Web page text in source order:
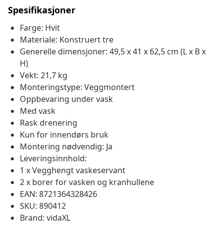
Spesifikasjoner
Farge: Hvit
Materiale: Konstruert tre
Generelle dimensjoner: 49,5 x 41 x 62,5 cm (L x B x
H)
Vekt: 21,7 kg
Monteringstype: Veggmontert
Oppbevaring under vask
Med vask
Rask drenering
Kun for innendørs bruk
Montering nødvendig: Ja
Leveringsinnhold:
1 x Vegghengt vaskeservant
2 x borer for vasken og kranhullene
EAN: 8721364328426
SKU: 890412
Brand: vidaXL